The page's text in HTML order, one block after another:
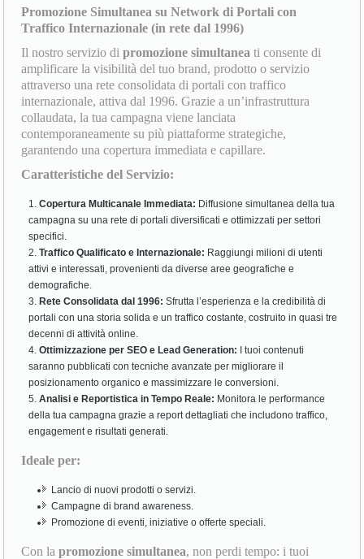
Promozione Simultanea su Network di Portali con
Traffico Internazionale (in rete dal 1996)
Il nostro servizio dipromozione simultanea ti consente di
amplificare la visibilità del tuo brand, prodotto o servizio
attraverso una rete consolidata di portali con traffico
internazionale, attiva dal 1996. Grazie a un’infrastruttura
collaudata, la tua campagna viene lanciata
contemporaneamente su più piattaforme strategiche,
garantendo una copertura immediata e capillare.
Caratteristiche del Servizio:
Copertura Multicanale Immediata: Diffusione simultanea della tua
campagna su una rete di portali diversificati e ottimizzati per settori
specifici.
Traffico Qualificato e Internazionale: Raggiungi milioni di utenti
attivi e interessati, provenienti da diverse aree geografiche e
demografiche.
Rete Consolidata dal 1996: Sfrutta l’esperienza e la credibilità di
portali con una storia solida e un traffico costante, costruito in quasi tre
decenni di attività online.
Ottimizzazione per SEO e Lead Generation: I tuoi contenuti
saranno pubblicati con tecniche avanzate per migliorare il
posizionamento organico e massimizzare le conversioni.
Analisi e Reportistica in Tempo Reale: Monitora le performance
della tua campagna grazie a report dettagliati che includono traffico,
engagement e risultati generati.
Ideale per:
Lancio di nuovi prodotti o servizi.
Campagne di brand awareness.
Promozione di eventi, iniziative o offerte speciali.
Con lapromozione simultanea, non perdi tempo: i tuoi